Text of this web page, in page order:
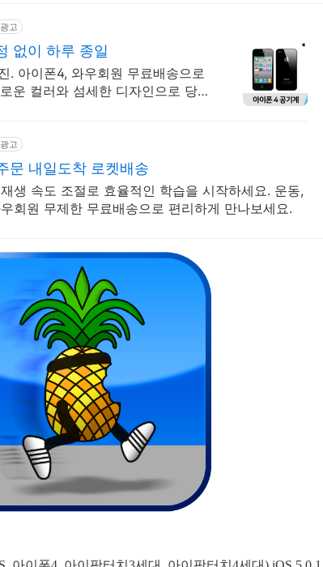
광고
없이 하루 종일
. 아이폰4, 와우회원 무료배송으로
운 컬러와 섬세한 디자인으로 당신
광고
문 내일도착 로켓배송
생 속도 조절로 효율적인 학습을 시작하세요. 운동,
회원 무제한 무료배송으로 편리하게 만나보세요.